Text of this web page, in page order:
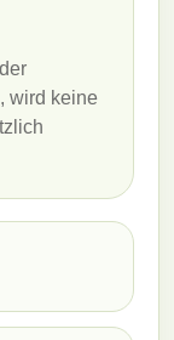
wird keine